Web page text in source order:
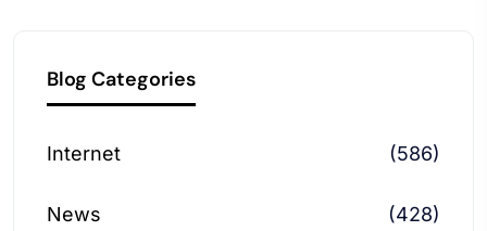
Blog Categories
Internet (586)
News (428)